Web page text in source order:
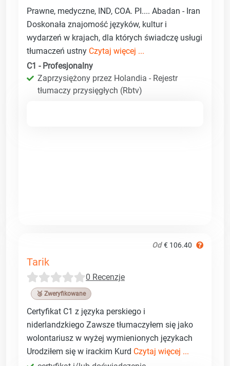
Prawne, medyczne, IND, COA. PI.... Abadan - Iran
Doskonała znajomość języków, kultur i
wydarzeń w krajach, dla których świadczę usługi
tłumaczeń ustny Czytaj więcej ...
C1 - Profesjonalny
Zaprzysiężony przez Holandia - Rejestr
tłumaczy przysięgłych (Rbtv)
Od € 106.40
Tarik
0 Recenzje
🥉 Zweryfikowane
Certyfikat C1 z języka perskiego i
niderlandzkiego Zawsze tłumaczyłem się jako
wolontariusz w wyżej wymienionych językach
Urodziłem się w irackim Kurd Czytaj więcej ...